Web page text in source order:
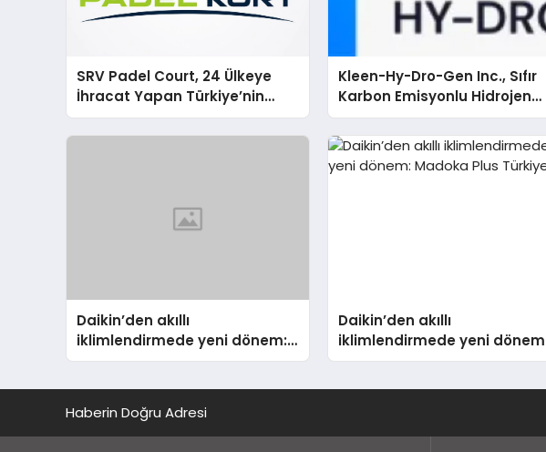
SRV Padel Court, 24 Ülkeye
İhracat Yapan Türkiye’nin
Padel Kortu Üretim Gücü
Kleen-Hy-Dro-Gen Inc., Sıfır
Karbon Emisyonlu Hidrojen
Isıtma Teknolojisinde ISO ve
TSSA Düzenleyici Onaylarını
Aldı
Daikin’den akıllı
iklimlendirmede yeni dönem:
Madoka Plus Türkiye’de
Daikin’den akıllı
iklimlendirmede yeni
Madoka Plus Türkiye’de
Haberin Doğru Adresi